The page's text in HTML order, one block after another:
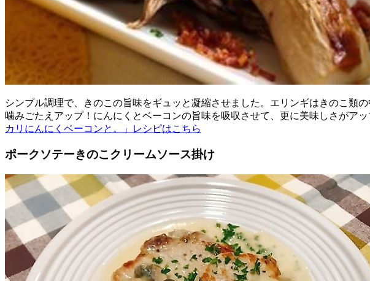
シンプル調理で、きのこの旨味をギュッと凝縮させました。エリンギはきのこ類
噛みごたえアップ！にんにくとベーコンの旨味を吸収させて、更に美味しさがア
カリにんにくベーコンと。」レシピはこちら
ポークソテーきのこクリームソース掛け